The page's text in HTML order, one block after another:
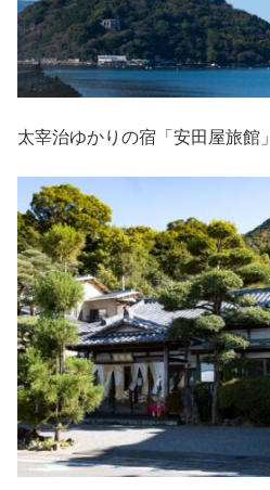
太宰治ゆかりの宿「安田屋旅館」